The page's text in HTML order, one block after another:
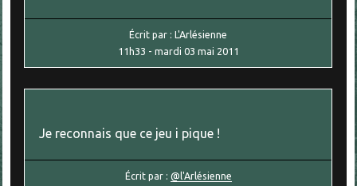
Écrit par :L'Arlésienne
11h33 - mardi 03 mai 2011
Je reconnais que ce jeu i pique !
Écrit par : @l'Arlésienne